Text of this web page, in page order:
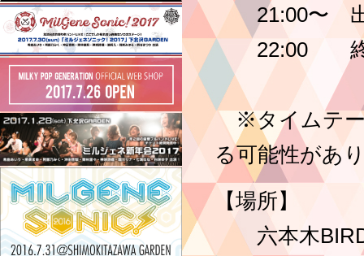
21:00〜 出
22:00 終
※タイムテー
る可能性があ
【場所】
六本木